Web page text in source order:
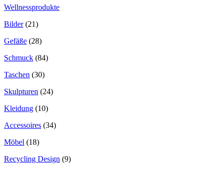
Wellnessprodukte
Bilder (21)
Gefäße (28)
Schmuck (84)
Taschen (30)
Skulpturen (24)
Kleidung (10)
Accessoires (34)
Möbel (18)
Recycling Design (9)